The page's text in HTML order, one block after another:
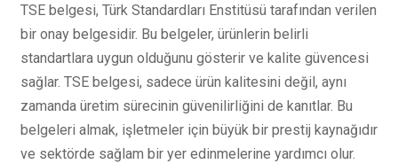
TSE belgesi, Türk Standardları Enstitüsü tarafından verilen
bir onay belgesidir. Bu belgeler, ürünlerin belirli
standartlara uygun olduğunu gösterir ve kalite güvencesi
sağlar. TSE belgesi, sadece ürün kalitesini değil, aynı
zamanda üretim sürecinin güvenilirliğini de kanıtlar. Bu
belgeleri almak, işletmeler için büyük bir prestij kaynağıdır
ve sektörde sağlam bir yer edinmelerine yardımcı olur.